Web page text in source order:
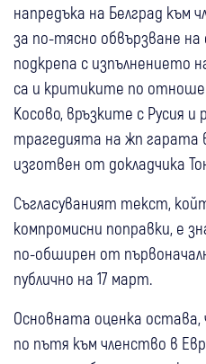
напредъка на Белград към
за по-тясно обвързване
подкрепа с изпълнението
са и критиките по
Косово, връзките с Русия и
трагедията на жп гарата
изготвен от докладчика
Съгласуваният текст,
компромисни поправки, е
по-обширен от
публично на 17 март.
Основната оценка остава,
по пътя към членство в